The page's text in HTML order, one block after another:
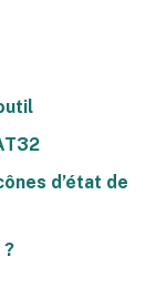
d’état de
?